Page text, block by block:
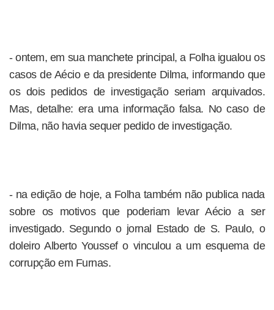
- ontem, em sua manchete principal, a Folha igualou os
casos de Aécio e da presidente Dilma, informando que
os dois pedidos de investigação seriam arquivados.
Mas, detalhe: era uma informação falsa. No caso de
Dilma, não havia sequer pedido de investigação.
- na edição de hoje, a Folha também não publica nada
sobre os motivos que poderiam levar Aécio a ser
investigado. Segundo o jornal Estado de S. Paulo, o
doleiro Alberto Youssef o vinculou a um esquema de
corrupção em Furnas.